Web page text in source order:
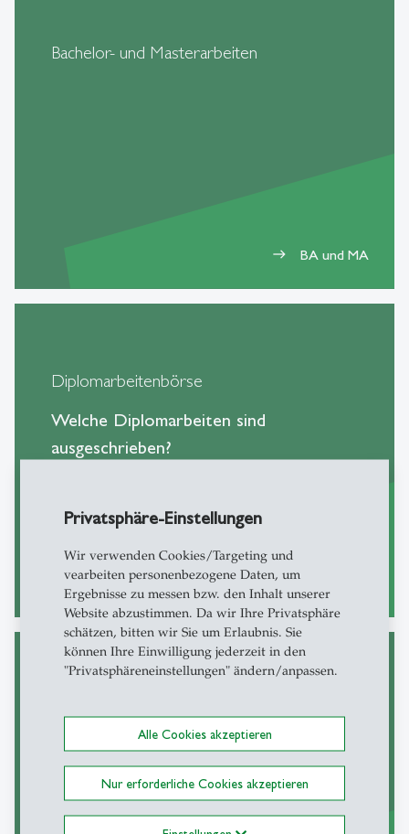
Privatsphäre-Einstellungen
Wir verwenden Cookies/Targeting und
vearbeiten personenbezogene Daten, um
Ergebnisse zu messen bzw. den Inhalt unserer
Website abzustimmen. Da wir Ihre Privatsphäre
schätzen, bitten wir Sie um Erlaubnis. Sie
können Ihre Einwilligung jederzeit in den
"Privatsphäreneinstellungen" ändern/anpassen.
Alle Cookies akzeptieren
Nur erforderliche Cookies akzeptieren
Bachelor- und Masterarbeiten
east BA und MA
Diplomarbeitenbörse
Welche Diplomarbeiten sind
ausgeschrieben?
east
Eine Dissertation am CFB-HSG
schreiben.